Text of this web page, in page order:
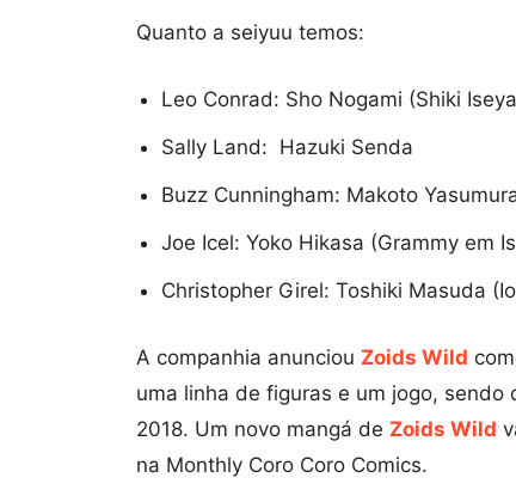
Quanto a seiyuu temos:
Leo Conrad: Sho Nogami (Shiki
Sally Land: Hazuki Senda
Buzz Cunningham: Makoto
Joe Icel: Yoko Hikasa (Grammy em
Christopher Girel: Toshiki Masuda
A companhia anunciou Zoids Wild
uma linha de figuras e um jogo,
2018. Um novo mangá de Zoids Wild
na Monthly Coro Coro Comics.